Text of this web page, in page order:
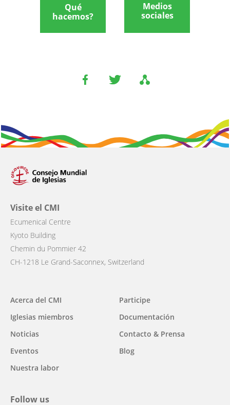
Qué
hacemos?
Medios
sociales
Visite el CMI
Ecumenical Centre
Kyoto Building
Chemin du Pommier 42
CH-1218 Le Grand-Saconnex, Switzerland
Main
navigation
Acerca del CMI
Iglesias miembros
Noticias
Eventos
Nuestra labor
Participe
Documentación
Contacto & Prensa
Blog
Follow us